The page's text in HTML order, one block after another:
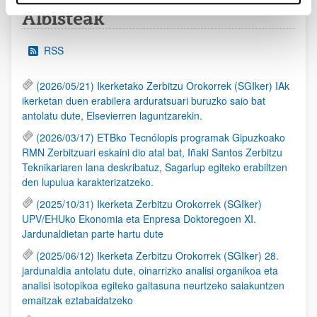
Albisteak
RSS
(2026/05/21) Ikerketako Zerbitzu Orokorrek (SGIker) IAk
ikerketan duen erabilera arduratsuari buruzko saio bat
antolatu dute, Elsevierren laguntzarekin.
(2026/03/17) ETBko Tecnólopis programak Gipuzkoako
RMN Zerbitzuari eskaini dio atal bat, Iñaki Santos Zerbitzu
Teknikariaren lana deskribatuz, Sagarlup egiteko erabiltzen
den lupulua karakterizatzeko.
(2025/10/31) Ikerketa Zerbitzu Orokorrek (SGIker)
UPV/EHUko Ekonomia eta Enpresa Doktoregoen XI.
Jardunaldietan parte hartu dute
(2025/06/12) Ikerketa Zerbitzu Orokorrek (SGIker) 28.
jardunaldia antolatu dute, oinarrizko analisi organikoa eta
analisi isotopikoa egiteko gaitasuna neurtzeko saiakuntzen
emaitzak eztabaidatzeko